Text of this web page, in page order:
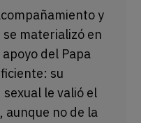
y
se materializó en
del Papa
su
le valió el
aunque no de la